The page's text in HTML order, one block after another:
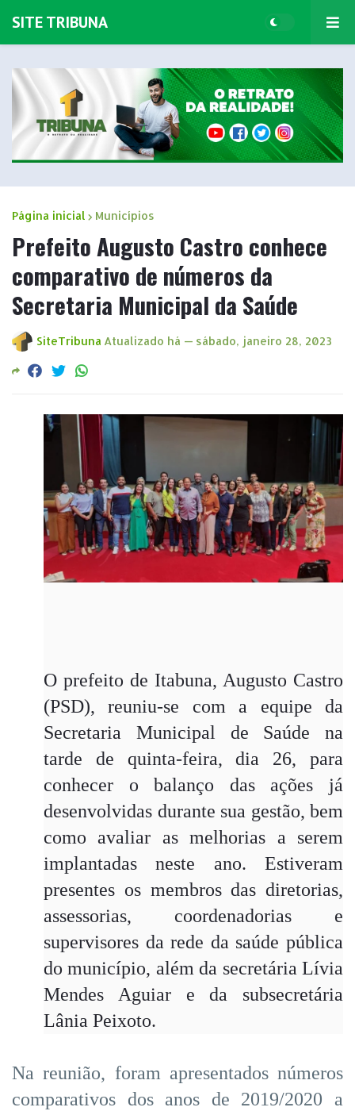
SITE TRIBUNA
Página inicial Municípios
Prefeito Augusto Castro conhece
comparativo de números da
Secretaria Municipal da Saúde
SiteTribuna Atualizado há — sábado, janeiro 28, 2023
O prefeito de Itabuna, Augusto Castro
(PSD), reuniu-se com a equipe da
Secretaria Municipal de Saúde na
tarde de quinta-feira, dia 26, para
conhecer o balanço das ações já
desenvolvidas durante sua gestão, bem
como avaliar as melhorias a serem
implantadas neste ano. Estiveram
presentes os membros das diretorias,
assessorias, coordenadorias e
supervisores da rede da saúde pública
do município, além da secretária Lívia
Mendes Aguiar e da subsecretária
Lânia Peixoto.
Na reunião, foram apresentados números
comparativos dos anos de 2019/2020 a